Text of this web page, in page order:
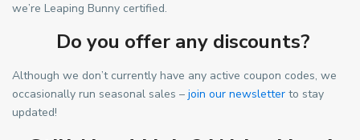
we’re Leaping Bunny certified.
Do you offer any discounts?
Although we don’t currently have any active coupon codes, we
occasionally run seasonal sales – join our newsletter to stay
updated!